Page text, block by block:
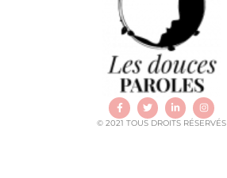
© 2021 TOUS DROITS RÉSERVÉS